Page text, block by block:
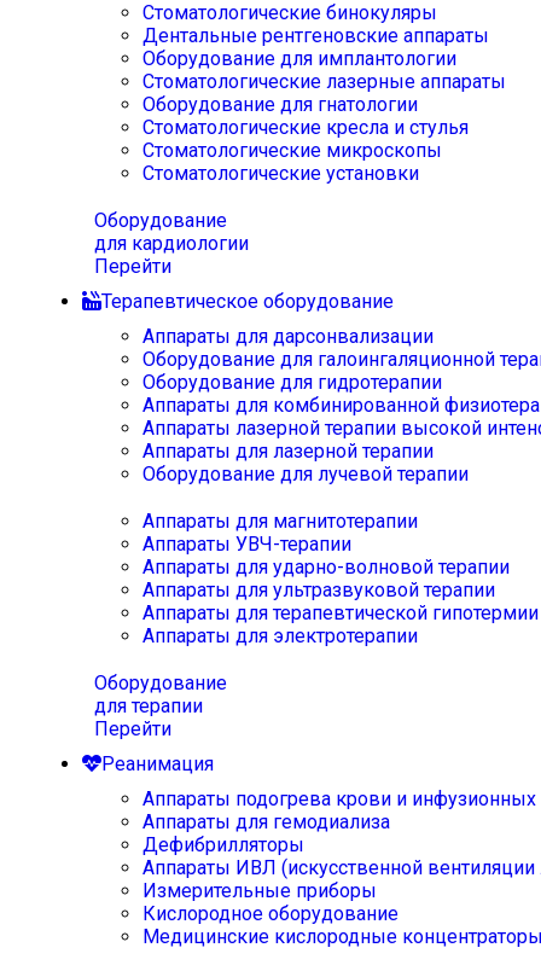
Стоматологические бинокуляры
Дентальные рентгеновские аппараты
Оборудование для имплантологии
Стоматологические лазерные аппараты
Оборудование для гнатологии
Стоматологические кресла и стулья
Стоматологические микроскопы
Стоматологические установки
Оборудование
для кардиологии
Перейти
Терапевтическое оборудование
Аппараты для дарсонвализации
Оборудование для галоингаляционной
Оборудование для гидротерапии
Аппараты для комбинированной
Аппараты лазерной терапии высокой
Аппараты для лазерной терапии
Оборудование для лучевой терапии
Аппараты для магнитотерапии
Аппараты УВЧ-терапии
Аппараты для ударно-волновой терапии
Аппараты для ультразвуковой терапии
Аппараты для терапевтической
Аппараты для электротерапии
Оборудование
для терапии
Перейти
Реанимация
Аппараты подогрева крови и инфузионных
Аппараты для гемодиализа
Дефибрилляторы
Аппараты ИВЛ (искусственной вентиляции
Измерительные приборы
Кислородное оборудование
Медицинские кислородные